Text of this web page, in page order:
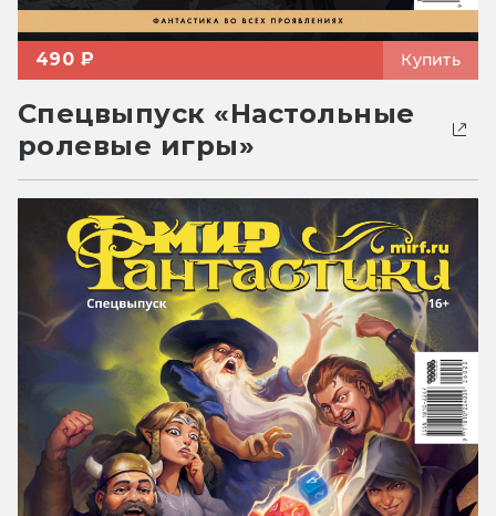
490 ₽ Купить
Спецвыпуск «Настольные
ролевые игры»